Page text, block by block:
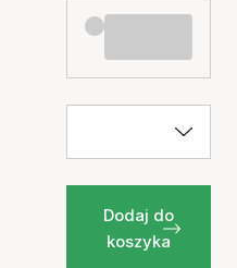
Dodaj do
koszyka